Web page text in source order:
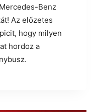
Benz
Az előzetes
hogy milyen
hordoz a